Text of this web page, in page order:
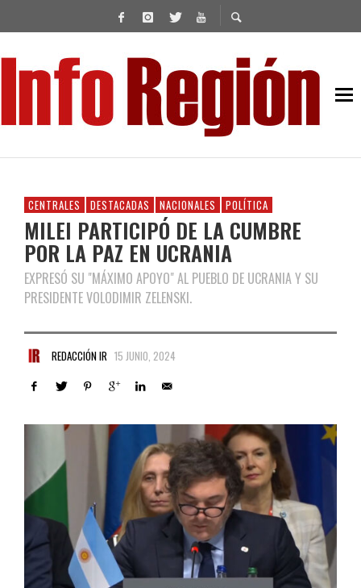
CENTRALES DESTACADAS NACIONALES POLÍTICA
MILEI PARTICIPÓ DE LA CUMBRE
POR LA PAZ EN UCRANIA
EXPRESÓ SU "MÁXIMO APOYO" AL PUEBLO DE UCRANIA Y SU
PRESIDENTE VOLODIMIR ZELENSKI.
REDACCIÓN IR 15 JUNIO, 2024